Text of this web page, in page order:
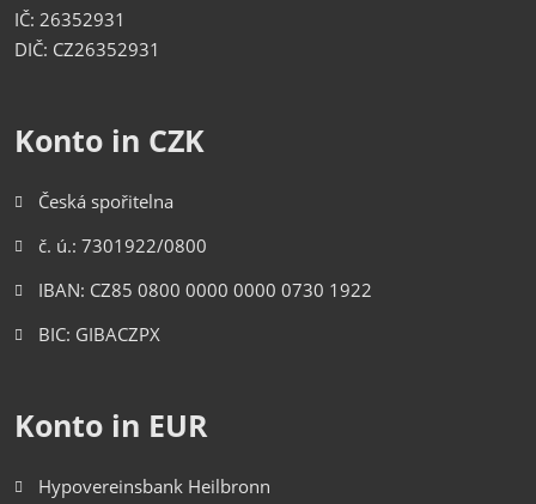
IČ: 26352931
DIČ: CZ26352931
Konto in CZK
Česká spořitelna
č. ú.: 7301922/0800
IBAN: CZ85 0800 0000 0000 0730 1922
BIC: GIBACZPX
Konto in EUR
Hypovereinsbank Heilbronn